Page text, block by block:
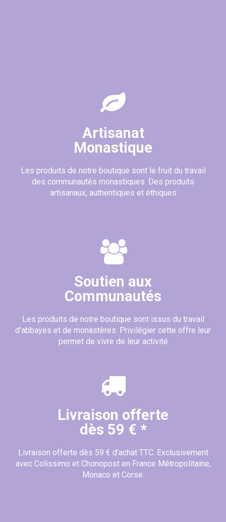
Artisanat
Monastique
Les produits de notre boutique sont le fruit du travail
des communautés monastiques. Des produits
artisanaux, authentiques et éthiques
Soutien aux
Communautés
Les produits de notre boutique sont issus du travail
d'abbayes et de monastères. Privilégier cette offre leur
permet de vivre de leur activité
Livraison offerte
dès 59 € *
Livraison offerte dès 59 € d’achat TTC. Exclusivement
avec Colissimo et Chonopost en France Métropolitaine,
Monaco et Corse.